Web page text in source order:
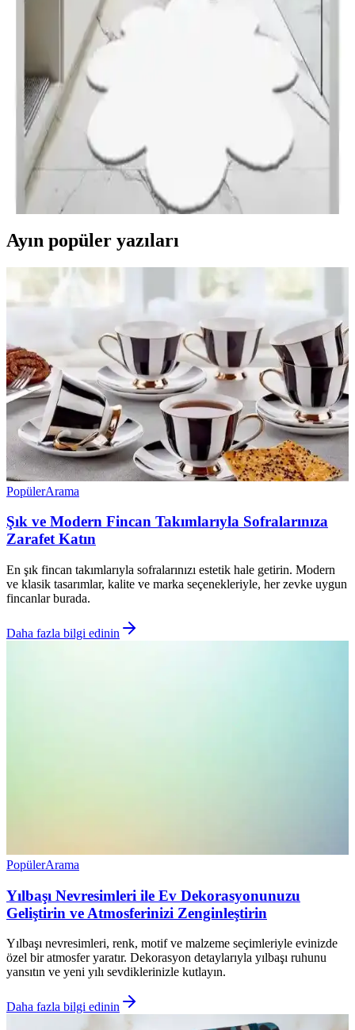
Banyo Paspası Karşılaştırması: Mikrofiber ve Peluş
Modellerin Özellikleri
İki popüler banyo paspasını karşılaştırıyoruz. Mikrofiber ve peluş
modellerin özellikleri, güvenlik ve konfor avantajlarıyla banyonuz
için en uygun seçimi yapmanıza yardımcı oluyor.
Banyo Paspası Karşılaştırması: Balat Halı ve Keyfi
Sepet Modellerinin Özellikleri
Balat Halı ve Keyfi Sepet paspaslarının özellikleri, avantajları ve
kullanıcı yorumlarıyla detaylı karşılaştırması, ihtiyaçlarınıza en
uygun banyo paspasını seçmenize yardımcı olur.
Ayın popüler yazıları
PopülerArama
Şık ve Modern Fincan Takımlarıyla Sofralarınıza
Zarafet Katın
En şık fincan takımlarıyla sofralarınızı estetik hale getirin. Modern
ve klasik tasarımlar, kalite ve marka seçenekleriyle, her zevke uygun
fincanlar burada.
Daha fazla bilgi edinin
PopülerArama
Yılbaşı Nevresimleri ile Ev Dekorasyonunuzu
Geliştirin ve Atmosferinizi Zenginleştirin
Yılbaşı nevresimleri, renk, motif ve malzeme seçimleriyle evinizde
özel bir atmosfer yaratır. Dekorasyon detaylarıyla yılbaşı ruhunu
yansıtın ve yeni yılı sevdiklerinizle kutlayın.
Daha fazla bilgi edinin